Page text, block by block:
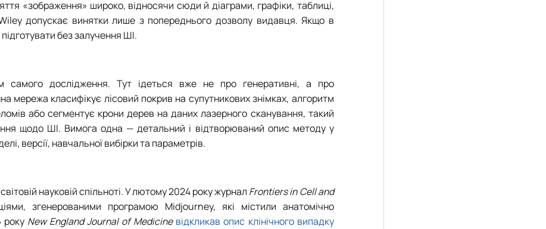
«зображення» широко, відносячи сюди й діаграми, графіки, таблиці,
допускає винятки лише з попереднього дозволу видавця. Якщо в
без залучення ШІ.
самого дослідження. Тут ідеться вже не про генеративні, а про
мережа класифікує лісовий покрив на супутникових знімках, алгоритм
або сегментує крони дерев на даних лазерного сканування, такий
щодо ШІ. Вимога одна — детальний і відтворюваний опис методу у
версії, навчальної вибірки та параметрів.
науковій спільноті. У лютому 2024 року журнал Frontiers in Cell and
згенерованими програмою Midjourney, які містили анатомічно
року New England Journal of Medicine відкликав опис клінічного випадку